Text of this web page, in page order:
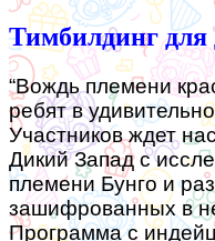
Тимбилдинг для
“Вождь племени
ребят в
Участников ждет
Дикий Запад с
племени Бунго и
зашифрованных в
Программа с